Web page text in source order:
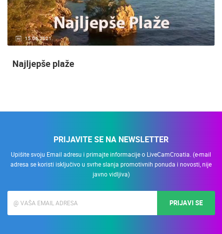
15.06.2021.
Najljepše plaže
PRIJAVITE SE NA NEWSLETTER
Upišite svoju Email adresu i primajte informacije o LiveCamCroatia. (e-mail
adresa se koristi isključivo u svrhe slanja promotivnih ponuda i novosti, nije
javno vidljiva)
PRIJAVI SE